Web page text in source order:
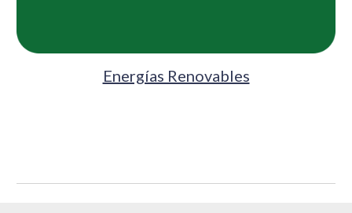
Energías Renovables